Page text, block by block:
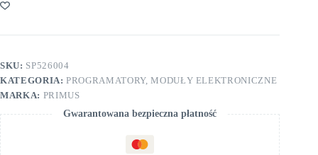
C...
SKU: SP526004
KATEGORIA:PROGRAMATORY, MODUŁY ELEKTRONICZNE
MARKA: PRIMUS
Gwarantowana bezpieczna płatność